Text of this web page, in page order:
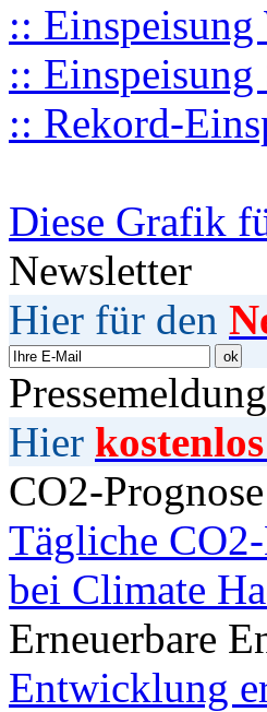
::
:: Einspeisung
:: Rekord-
Diese Grafik
Newsletter
Hier für den
Hier
CO2-Prognose
Tägliche
bei Climate
Erneuerbare
Entwicklung